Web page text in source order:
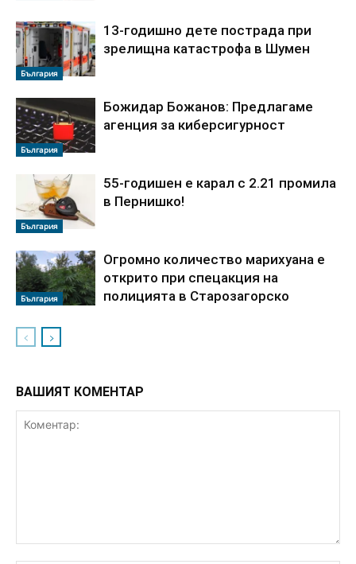
България
13-годишно дете пострада при
зрелищна катастрофа в Шумен
България
Божидар Божанов: Предлагаме
агенция за киберсигурност
България
55-годишен е карал с 2.21 промила
в Пернишко!
България
Огромно количество марихуана е
открито при спецакция на
полицията в Старозагорско
ВАШИЯТ КОМЕНТАР